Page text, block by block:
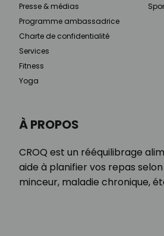
À PROPOS
CROQ est un rééquilibrage
aide à planifier vos repas
minceur, maladie chronique,
Presse & médias
Programme ambassadrice
Charte de confidentialité
Services
Fitness
Yoga